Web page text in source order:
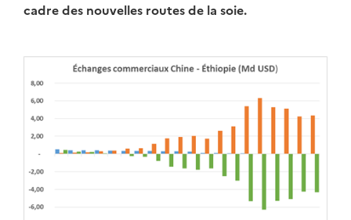
cadre des nouvelles routes de la soie.